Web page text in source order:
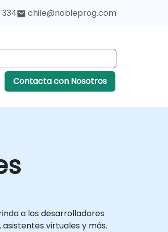
334 chile@nobleprog.com
Contacta con Nosotros
a los desarrolladores
virtuales y más.